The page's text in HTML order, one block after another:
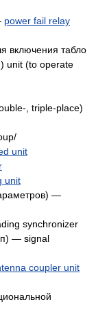
power fail relay
включения табло
unit (to operate
, triple-place)
unit
unit
—
synchronizer
— signal
coupler unit